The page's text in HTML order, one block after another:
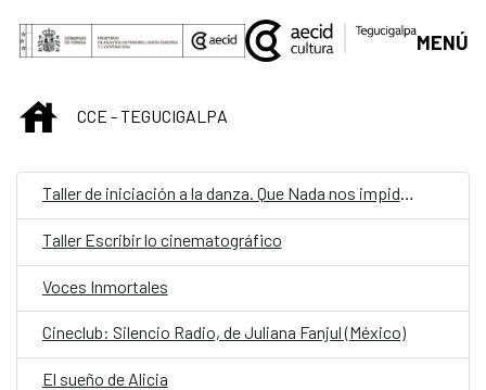
Saltar al contenido principal
MENÚ
INICIOCCE - TEGUCIGALPA
Taller de iniciación a la danza. Que Nada nos impida bailar
Taller Escribir lo cinematográfico
Voces Inmortales
Cineclub: Silencio Radio, de Juliana Fanjul (México)
El sueño de Alicia